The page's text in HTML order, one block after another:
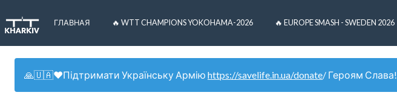
ГЛАВНАЯ 🔥 WTT CHAMPIONS YOKOHAMA-2026 🔥 EUROPE SMASH - SWEDEN 2026
🙏🇺🇦❤️Підтримати Українську Армію https://savelife.in.ua/donate/ Героям Слава!